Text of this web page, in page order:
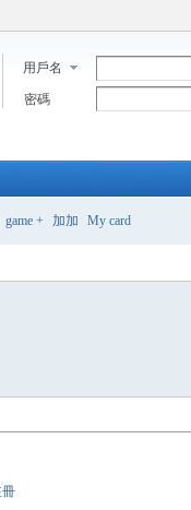
用戶名
密碼
game + 加加 My card